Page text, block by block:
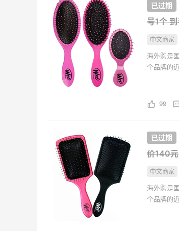
号1个
中文商家
海外购是
个品牌的
99
价140元
中文商家
海外购是
个品牌的